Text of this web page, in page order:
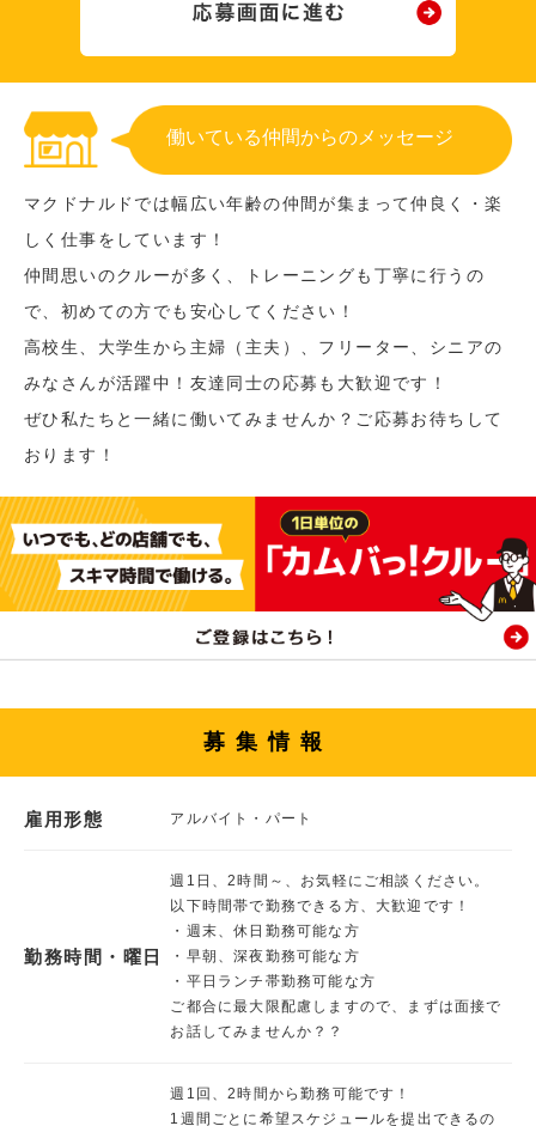
働いている仲間からのメッセージ
マクドナルドでは幅広い年齢の仲間が集まって仲良く・楽
しく仕事をしています！
仲間思いのクルーが多く、トレーニングも丁寧に行うの
で、初めての方でも安心してください！
高校生、大学生から主婦（主夫）、フリーター、シニアの
みなさんが活躍中！友達同士の応募も大歓迎です！
ぜひ私たちと一緒に働いてみませんか？ご応募お待ちして
おります！
募集情報
雇用形態 アルバイト・パート
勤務時間・曜日
週1日、2時間～、お気軽にご相談ください。
以下時間帯で勤務できる方、大歓迎です！
・週末、休日勤務可能な方
・早朝、深夜勤務可能な方
・平日ランチ帯勤務可能な方
ご都合に最大限配慮しますので、まずは面接で
お話してみませんか？？
週1回、2時間から勤務可能です！
1週間ごとに希望スケジュールを提出できるの